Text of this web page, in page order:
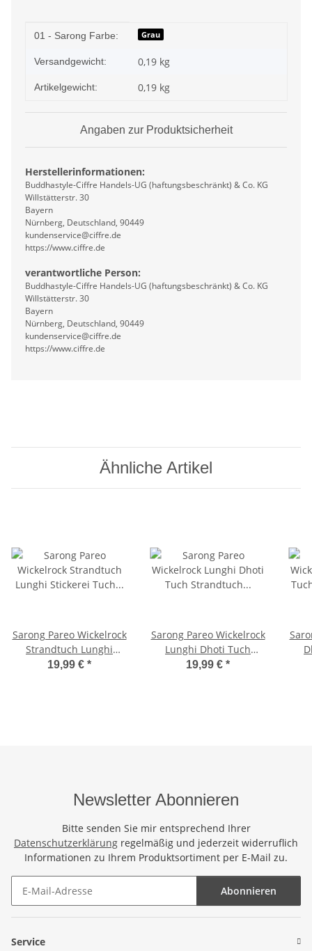
Produkteigenschaft
Wert
01 - Sarong Farbe: Grau
Versandgewicht: 0,19 kg
Artikelgewicht: 0,19 kg
Angaben zur Produktsicherheit
Herstellerinformationen:
Buddhastyle-Ciffre Handels-UG (haftungsbeschränkt) & Co. KG
Willstätterstr. 30
Bayern
Nürnberg, Deutschland, 90449
kundenservice@ciffre.de
https://www.ciffre.de
verantwortliche Person:
Buddhastyle-Ciffre Handels-UG (haftungsbeschränkt) & Co. KG
Willstätterstr. 30
Bayern
Nürnberg, Deutschland, 90449
kundenservice@ciffre.de
https://www.ciffre.de
Ähnliche Artikel
Sarong Pareo Wickelrock
Strandtuch Lunghi
Stickerei Tuch Uni Grau
19,99 € *
Sarong Pareo Wickelrock
Lunghi Dhoti Tuch
Strandtuch Pailletten
19,99 € *
Newsletter Abonnieren
Bitte senden Sie mir entsprechend Ihrer
Datenschutzerklärung regelmäßig und jederzeit widerruflich
Informationen zu Ihrem Produktsortiment per E-Mail zu.
Abonnieren
Service